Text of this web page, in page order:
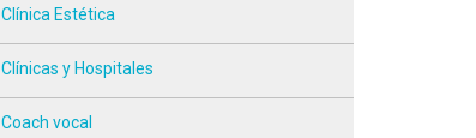
Clínica Estética
Clínicas y Hospitales
Coach vocal